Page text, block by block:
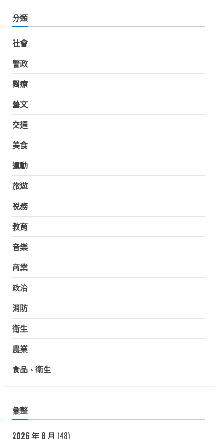
分類
社會
警政
醫療
藝文
交通
美食
運動
旅遊
祱務
教育
音樂
商業
政治
消防
衛生
農業
食品、衛生
彙整
2026 年 8 月 (48)